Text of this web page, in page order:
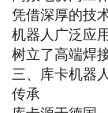
凭借深厚的技
机器人广泛应
树立了高端焊
三、库卡机器
传承